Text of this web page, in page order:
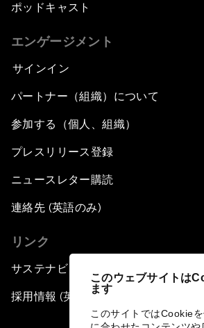
このウェブサイトは
ます
このサイトではCookie
ポッドキャスト
エンゲージメント
サインイン
パートナー（組織）について
参加する（個人、組織）
プレスリリース登録
ニュースレター購読
連絡先 (英語のみ)
リンク
サステナビリティへの取り組み
採用情報 (英語のみ)